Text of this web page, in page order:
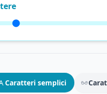
Caratteri semplici